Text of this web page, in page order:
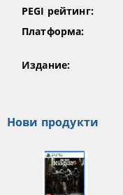
PEGI рейтинг:
Платформа:
Издание:
Нови продукти